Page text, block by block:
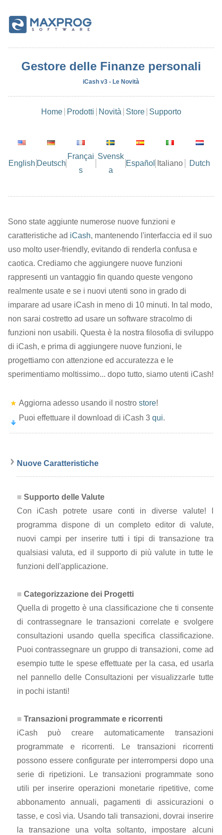
Gestore delle Finanze personali
iCash v3 - Le Novità
Home Prodotti Novità Store Supporto
English Deutsch
Françai
s
Svensk
a
Español Italiano Dutch
Sono state aggiunte numerose nuove funzioni e
caratteristiche ad iCash, mantenendo l'interfaccia ed il suo
uso molto user-friendly, evitando di renderla confusa e
caotica. Crediamo che aggiungere nuove funzioni
rappresenti un vantaggio fin quando queste vengono
realmente usate e se i nuovi utenti sono in grado di
imparare ad usare iCash in meno di 10 minuti. In tal modo,
non sarai costretto ad usare un software stracolmo di
funzioni non usabili. Questa è la nostra filosofia di sviluppo
di iCash, e prima di aggiungere nuove funzioni, le
progettiamo con attenzione ed accuratezza e le
sperimentiamo moltissimo... dopo tutto, siamo utenti iCash!
Aggiorna adesso usando il nostro store!
Puoi effettuare il download di iCash 3 qui.
Nuove Caratteristiche
Supporto delle Valute
Con iCash potrete usare conti in diverse valute! l
programma dispone di un completo editor di valute,
nuovi campi per inserire tutti i tipi di transazione tra
qualsiasi valuta, ed il supporto di più valute in tutte le
funzioni dell'applicazione.
Categorizzazione dei Progetti
Quella di progetto è una classificazione che ti consente
di contrassegnare le transazioni correlate e svolgere
consultazioni usando quella specifica classificazione.
Puoi contrassegnare un gruppo di transazioni, come ad
esempio tutte le spese effettuate per la casa, ed usarla
nel pannello delle Consultazioni per visualizzarle tutte
in pochi istanti!
Transazioni programmate e ricorrenti
iCash può creare automaticamente transazioni
programmate e ricorrenti. Le transazioni ricorrenti
possono essere configurate per interrompersi dopo una
serie di ripetizioni. Le transazioni programmate sono
utili per inserire operazioni monetarie ripetitive, come
abbonamento annuali, pagamenti di assicurazioni o
tasse, e così via. Usando tali transazioni, dovrai inserire
la transazione una volta soltanto, impostare alcuni